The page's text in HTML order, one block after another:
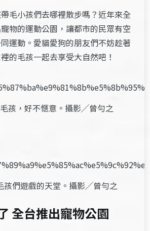
毛小孩們去哪裡散步嗎？近年來全
物的運動公園，讓都市的民眾有空
運動。愛貓愛狗的朋友們不妨趁著
的毛孩一起去享受大自然吧！
孩，好不愜意。攝影╱曾勻之
孩們遊戲的天堂。攝影╱曾勻之
全台推出寵物公園